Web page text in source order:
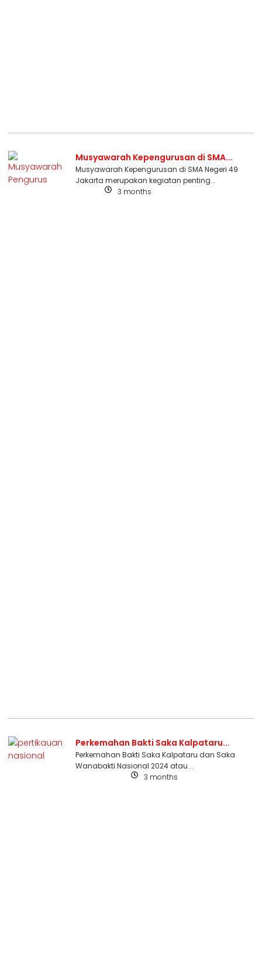
Musyawarah Kepengurusan di SMA...
Musyawarah Kepengurusan di SMA Negeri 49
Jakarta merupakan kegiatan penting...
3 months
Perkemahan Bakti Saka Kalpataru...
Perkemahan Bakti Saka Kalpataru dan Saka
Wanabakti Nasional 2024 atau...
3 months